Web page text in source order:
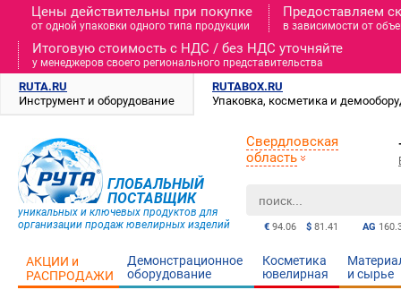
Цены действительны при покупке
от одной упаковки одного типа продукции
Предоставляем
в зависимости от
Итоговую стоимость c НДС / без НДС уточняйте
у менеджеров своего регионального представительства
RUTA.RU
Инструмент и оборудование
RUTABOX.RU
Упаковка, косметика и
ГЛОБАЛЬНЫЙ
ПОСТАВЩИК
уникальных и ключевых продуктов для
организации продаж ювелирных изделий
AG
€ 94.06 $ 81.41
Свердловская
область
АКЦИИ и
РАСПРОДАЖИ
Демонстрационное
оборудование
Косметика
ювелирная
и cырье